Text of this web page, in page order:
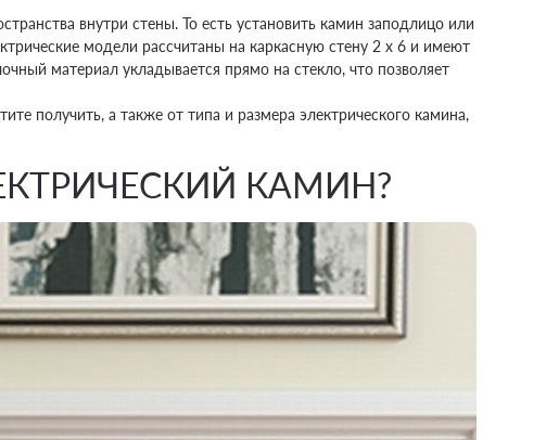
внутри стены. То есть установить камин заподлицо или
модели рассчитаны на каркасную стену 2 x 6 и имеют
материал укладывается прямо на стекло, что позволяет
получить, а также от типа и размера электрического камина,
КАМИН?